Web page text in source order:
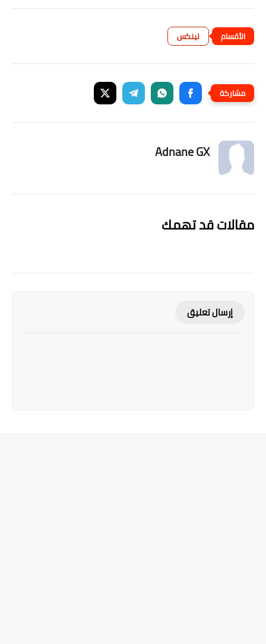
لينكس
Adnane GX
مقالات قد تهمك
إرسال تعليق